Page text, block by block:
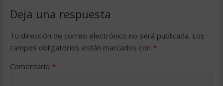
Deja una respuesta
Tu dirección de correo electrónico no será publicada. Los
campos obligatorios están marcados con *
Comentario *